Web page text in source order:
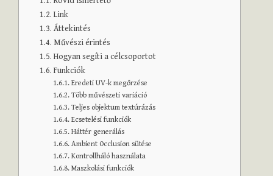
Link
Áttekintés
Művészi érintés
Hogyan segíti a célcsoportot
Funkciók
Eredeti UV-k megőrzése
Több művészeti variáció
Teljes objektum textúrázás
Ecsetelési funkciók
Háttér generálás
Ambient Occlusion sütése
Kontrollháló használata
Maszkolási funkciók